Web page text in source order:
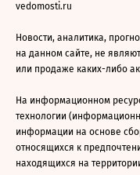
vedomosti.ru
Новости, аналитика,
на данном сайте, не
или продаже каких-либо
На информационном
технологии
информации на основе
относящихся к
находящихся на